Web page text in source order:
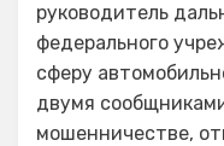
руководитель
федерального
сферу
двумя
мошенничестве,